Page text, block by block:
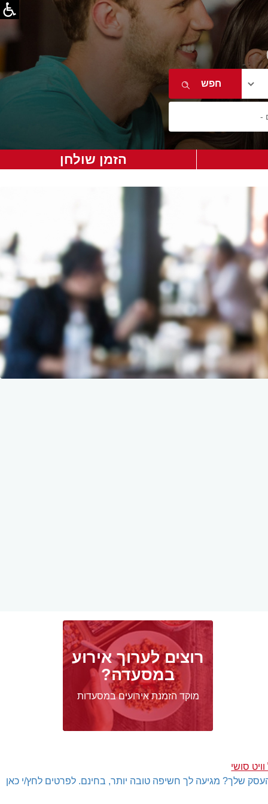
הזמן שולחן
סושי
רוצים לערוך אירוע
במסעדה?
מוקד הזמנת אירועים במסעדות
שלך? מגיעה לך חשיפה טובה יותר, בחינם. לפרטים לחץ/י כאן